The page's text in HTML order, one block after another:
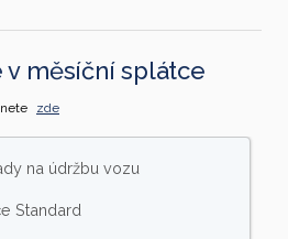
v měsíční splátce
zde
na údržbu vozu
Standard